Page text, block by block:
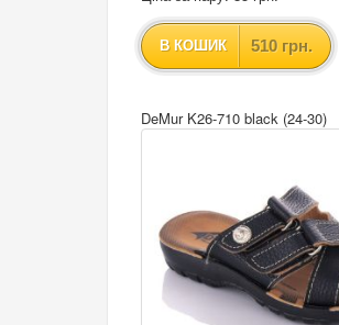
В КОШИК 510 грн.
DeMur K26-710 black (24-30)